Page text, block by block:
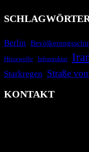
Berlin
Hitzewelle Infrastruktur
Starkregen Straße
KONTAKT